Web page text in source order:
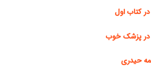
کتاب اول
در پزشک خوب
حیدری